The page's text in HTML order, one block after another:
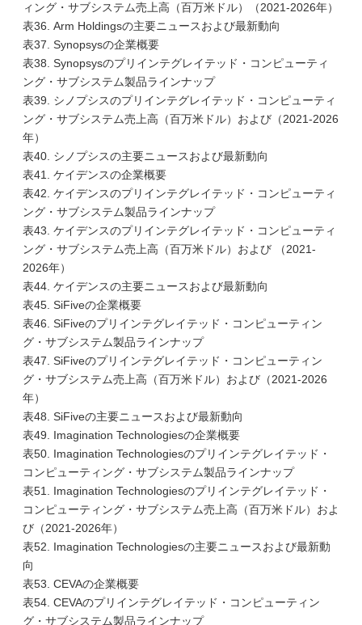
ィング・サブシステム売上高（百万米ドル）（2021-2026年）
表36. Arm Holdingsの主要ニュースおよび最新動向
表37. Synopsysの企業概要
表38. Synopsysのプリインテグレイテッド・コンピューティ
ング・サブシステム製品ラインナップ
表39. シノプシスのプリインテグレイテッド・コンピューティ
ング・サブシステム売上高（百万米ドル）および（2021-2026
年）
表40. シノプシスの主要ニュースおよび最新動向
表41. ケイデンスの企業概要
表42. ケイデンスのプリインテグレイテッド・コンピューティ
ング・サブシステム製品ラインナップ
表43. ケイデンスのプリインテグレイテッド・コンピューティ
ング・サブシステム売上高（百万米ドル）および （2021-
2026年）
表44. ケイデンスの主要ニュースおよび最新動向
表45. SiFiveの企業概要
表46. SiFiveのプリインテグレイテッド・コンピューティン
グ・サブシステム製品ラインナップ
表47. SiFiveのプリインテグレイテッド・コンピューティン
グ・サブシステム売上高（百万米ドル）および（2021-2026
年）
表48. SiFiveの主要ニュースおよび最新動向
表49. Imagination Technologiesの企業概要
表50. Imagination Technologiesのプリインテグレイテッド・
コンピューティング・サブシステム製品ラインナップ
表51. Imagination Technologiesのプリインテグレイテッド・
コンピューティング・サブシステム売上高（百万米ドル）およ
び（2021-2026年）
表52. Imagination Technologiesの主要ニュースおよび最新動
向
表53. CEVAの企業概要
表54. CEVAのプリインテグレイテッド・コンピューティン
グ・サブシステム製品ラインナップ